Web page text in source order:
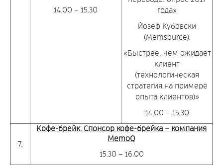
14.00 – 15.30
года»
Йозеф Кубовски
(Memsource).
«Быстрее, чем ожидает
клиент
(технологическая
стратегия на примере
опыта клиентов)»
14.00 – 15.30
7.
Кофе-брейк. Спонсор кофе-брейка – компания
MemoQ
15.30 – 16.00